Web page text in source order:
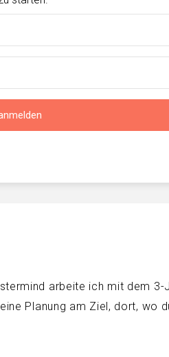
arbeite ich mit dem
Planung am Ziel, dort, wo